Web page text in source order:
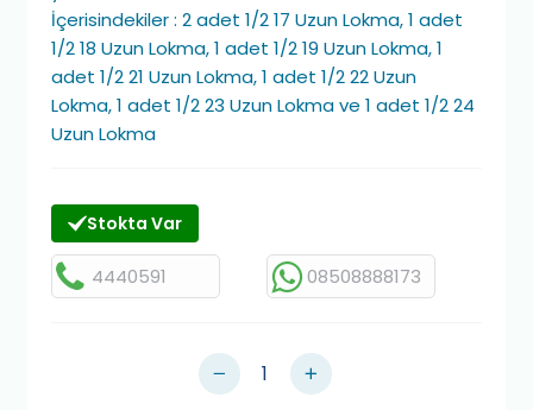
İçerisindekiler : 2 adet 1/2 17 Uzun Lokma, 1 adet
1/2 18 Uzun Lokma, 1 adet 1/2 19 Uzun Lokma, 1
adet 1/2 21 Uzun Lokma, 1 adet 1/2 22 Uzun
Lokma, 1 adet 1/2 23 Uzun Lokma ve 1 adet 1/2 24
Uzun Lokma
Stokta Var
4440591 08508888173